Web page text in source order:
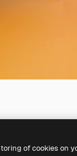
of cookies on